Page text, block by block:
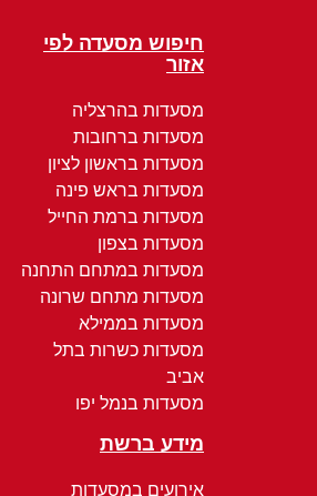
חיפוש מסעדה לפי
אזור
מסעדות בהרצליה
מסעדות ברחובות
מסעדות בראשון לציון
מסעדות בראש פינה
מסעדות ברמת החייל
מסעדות בצפון
מסעדות במתחם התחנה
מסעדות מתחם שרונה
מסעדות בממילא
מסעדות כשרות בתל
אביב
מסעדות בנמל יפו
מידע ברשת
אירועים במסעדות